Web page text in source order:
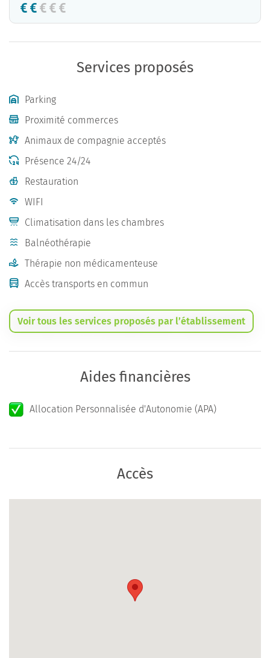
Services proposés
Parking
Proximité commerces
Animaux de compagnie acceptés
Présence 24/24
Restauration
WIFI
Climatisation dans les chambres
Balnéothérapie
Thérapie non médicamenteuse
Accès transports en commun
Voir tous les services proposés par l’établissement
Aides financières
Allocation Personnalisée d'Autonomie (APA)
Accès